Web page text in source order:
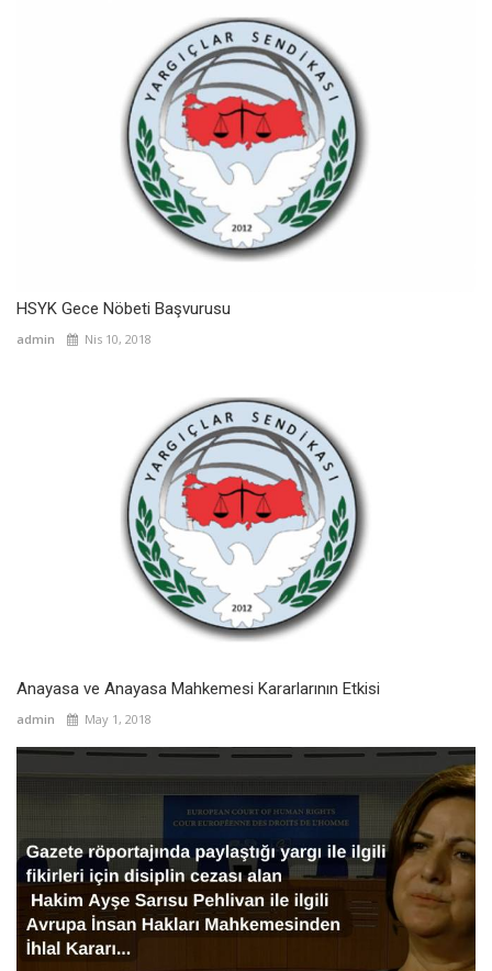
HSYK Gece Nöbeti Başvurusu
admin Nis 10, 2018
Anayasa ve Anayasa Mahkemesi Kararlarının Etkisi
admin May 1, 2018